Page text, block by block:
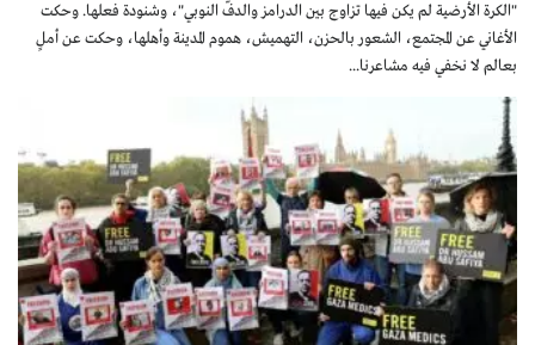
"الكرة الأرضية لم يكن فيها تزاوج بين الدرامز والدفّ النوبي"، وشنودة فعلها. وحكت
الأغاني عن المجتمع، الشعور بالحزن، التهميش، هموم المدينة وأهلها، وحكت عن أملٍ
بعالم لا نخفي فيه مشاعرنا...